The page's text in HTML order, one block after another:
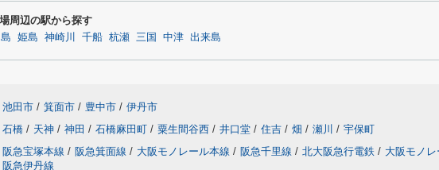
周辺の駅から探す
姫島 神崎川 千船 杭瀬 三国 中津 出来島
池田市 / 箕面市 / 豊中市 / 伊丹市
石橋 / 天神 / 神田 / 石橋麻田町 / 粟生間谷西 / 井口堂 / 住吉 / 畑 / 瀬川 / 宇保町
阪急宝塚本線 / 阪急箕面線 / 大阪モノレール本線 / 阪急千里線 / 北大阪急行電鉄 / 大阪モノ
阪急伊丹線